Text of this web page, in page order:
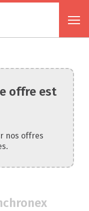
offre est
nos offres